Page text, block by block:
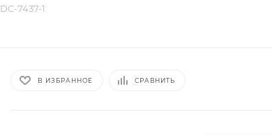
DC-7437-1
В ИЗБРАННОЕ СРАВНИТЬ